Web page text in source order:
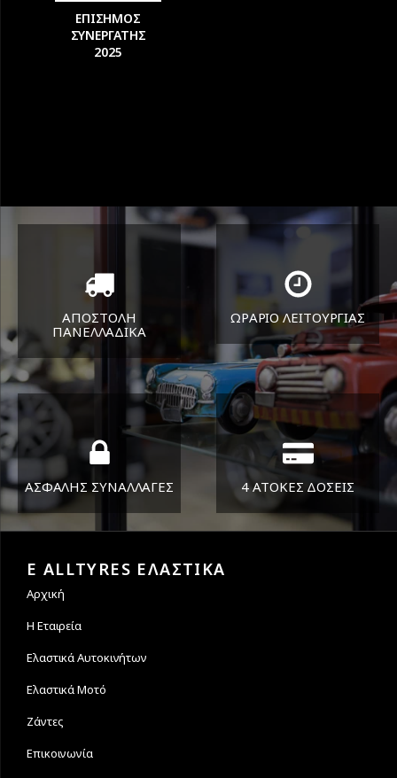
ΕΠΙΣΗΜΟΣ
ΣΥΝΕΡΓΑΤΗΣ
2025
ΑΠΟΣΤΟΛΗ
ΠΑΝΕΛΛΑΔΙΚA
Όπου και αν είστε θα σας
στείλουμε τα ελαστικά σας
ΩΡΑΡΙΟ ΛΕΙΤΟΥΡΓΙΑΣ
ΔΕΥ-ΠΑΡ 8:30-17:30
ΣΑΒ 8:30-13:30
ΑΣΦΑΛΗΣ ΣΥΝΑΛΛΑΓΕΣ 4 ΑΤΟΚΕΣ ΔΟΣΕΙΣ
E ALLTYRES ΕΛΑΣΤΙΚΑ
Αρχική
Η Εταιρεία
Ελαστικά Αυτοκινήτων
Ελαστικά Μοτό
Ζάντες
Επικοινωνία